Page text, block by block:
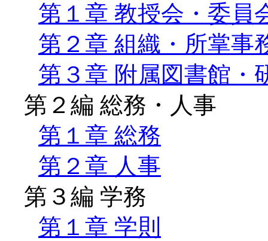
第１章 教授会・委員
第２章 組織・所掌事
第３章 附属図書館・
第２編 総務・人事
第１章 総務
第２章 人事
第３編 学務
第１章 学則